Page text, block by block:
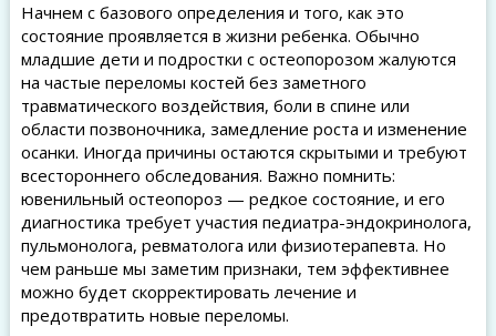
Начнем с базового определения и того, как это
состояние проявляется в жизни ребенка. Обычно
младшие дети и подростки с остеопорозом жалуются
на частые переломы костей без заметного
травматического воздействия, боли в спине или
области позвоночника, замедление роста и изменение
осанки. Иногда причины остаются скрытыми и требуют
всестороннего обследования. Важно помнить:
ювенильный остеопороз — редкое состояние, и его
диагностика требует участия педиатра-эндокринолога,
пульмонолога, ревматолога или физиотерапевта. Но
чем раньше мы заметим признаки, тем эффективнее
можно будет скорректировать лечение и
предотвратить новые переломы.